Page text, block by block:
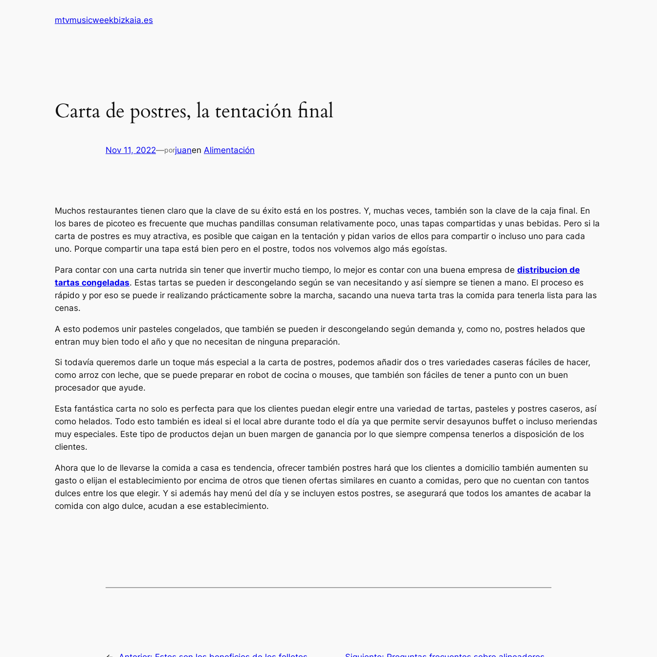
mtvmusicweekbizkaia.es
Carta de postres, la tentación final
Nov 11, 2022—porjuanen Alimentación
Muchos restaurantes tienen claro que la clave de su éxito está en los postres. Y, muchas veces, también son la clave de la caja final. En
los bares de picoteo es frecuente que muchas pandillas consuman relativamente poco, unas tapas compartidas y unas bebidas. Pero si la
carta de postres es muy atractiva, es posible que caigan en la tentación y pidan varios de ellos para compartir o incluso uno para cada
uno. Porque compartir una tapa está bien pero en el postre, todos nos volvemos algo más egoístas.
Para contar con una carta nutrida sin tener que invertir mucho tiempo, lo mejor es contar con una buena empresa de distribucion de
tartas congeladas. Estas tartas se pueden ir descongelando según se van necesitando y así siempre se tienen a mano. El proceso es
rápido y por eso se puede ir realizando prácticamente sobre la marcha, sacando una nueva tarta tras la comida para tenerla lista para las
cenas.
A esto podemos unir pasteles congelados, que también se pueden ir descongelando según demanda y, como no, postres helados que
entran muy bien todo el año y que no necesitan de ninguna preparación.
Si todavía queremos darle un toque más especial a la carta de postres, podemos añadir dos o tres variedades caseras fáciles de hacer,
como arroz con leche, que se puede preparar en robot de cocina o mouses, que también son fáciles de tener a punto con un buen
procesador que ayude.
Esta fantástica carta no solo es perfecta para que los clientes puedan elegir entre una variedad de tartas, pasteles y postres caseros, así
como helados. Todo esto también es ideal si el local abre durante todo el día ya que permite servir desayunos buffet o incluso meriendas
muy especiales. Este tipo de productos dejan un buen margen de ganancia por lo que siempre compensa tenerlos a disposición de los
clientes.
Ahora que lo de llevarse la comida a casa es tendencia, ofrecer también postres hará que los clientes a domicilio también aumenten su
gasto o elijan el establecimiento por encima de otros que tienen ofertas similares en cuanto a comidas, pero que no cuentan con tantos
dulces entre los que elegir. Y si además hay menú del día y se incluyen estos postres, se asegurará que todos los amantes de acabar la
comida con algo dulce, acudan a ese establecimiento.